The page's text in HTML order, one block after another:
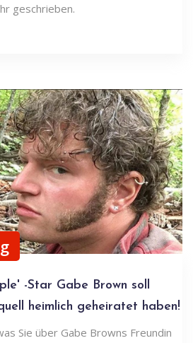
geschrieben.
-Star Gabe Brown soll
heimlich geheiratet haben!
Sie über Gabe Browns Freundin